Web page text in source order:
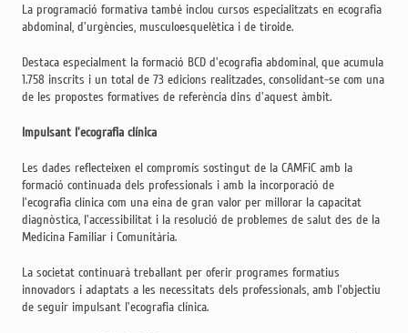
La programació formativa també inclou cursos especialitzats en ecografia
abdominal, d'urgències, musculoesquelètica i de tiroide.
Destaca especialment la formació BCD d'ecografia abdominal, que acumula
1.758 inscrits i un total de 73 edicions realitzades, consolidant-se com una
de les propostes formatives de referència dins d'aquest àmbit.
Impulsant l'ecografia clínica
Les dades reflecteixen el compromís sostingut de la CAMFiC amb la
formació continuada dels professionals i amb la incorporació de
l'ecografia clínica com una eina de gran valor per millorar la capacitat
diagnòstica, l'accessibilitat i la resolució de problemes de salut des de la
Medicina Familiar i Comunitària.
La societat continuarà treballant per oferir programes formatius
innovadors i adaptats a les necessitats dels professionals, amb l'objectiu
de seguir impulsant l'ecografia clínica.